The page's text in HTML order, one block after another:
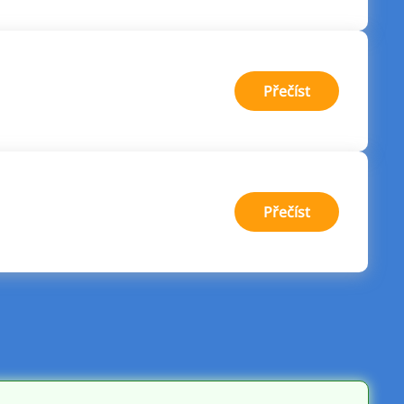
Přečíst:
Pojištěná
Přečíst:
ExpressCash